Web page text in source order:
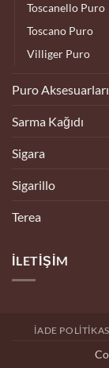
Toscanello Puro
Toscano Puro
Villiger Puro
Puro Aksesuarları
Sarma Kağıdı
Sigara
Sigarillo
Terea
İLETIŞIM
İADE